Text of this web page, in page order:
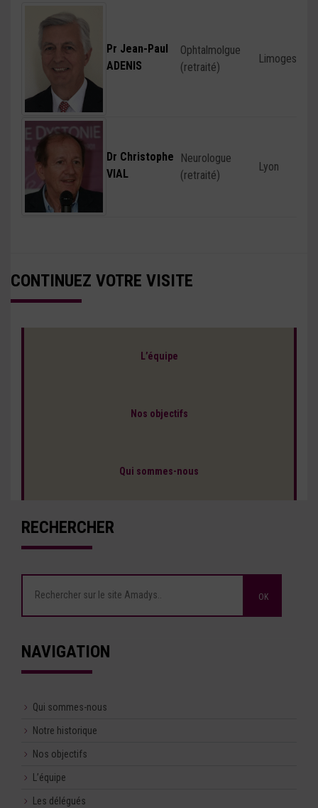
Pr Jean-Paul
ADENIS
Ophtalmolgue
(retraité)
Limoges
Dr Christophe
VIAL
Neurologue
(retraité)
Lyon
CONTINUEZ VOTRE VISITE
L’équipe
Nos objectifs
Qui sommes-nous
RECHERCHER
NAVIGATION
Qui sommes-nous
Notre historique
Nos objectifs
L’équipe
Les délégués